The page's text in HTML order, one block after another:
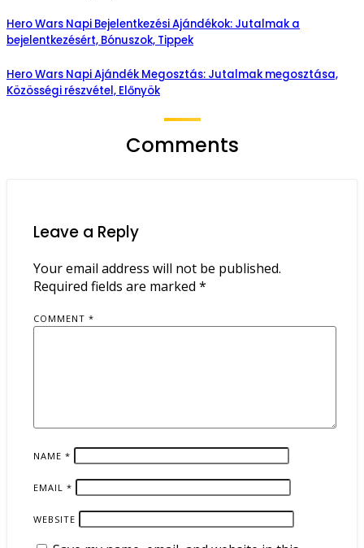
Hero Wars Napi Bejelentkezési Ajándékok: Jutalmak a
bejelentkezésért, Bónuszok, Tippek
Hero Wars Napi Ajándék Megosztás: Jutalmak megosztása,
Közösségi részvétel, Előnyök
Comments
Leave a Reply
Your email address will not be published.
Required fields are marked *
COMMENT *
NAME *
EMAIL *
WEBSITE